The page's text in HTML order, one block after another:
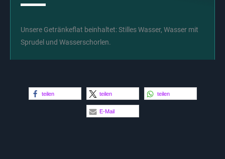
Unsere Getränkeflat beinhaltet: Stilles Wasser, Wasser mit
Sprudel und Wasserschorlen.
teilen teilen teilen
E-Mail